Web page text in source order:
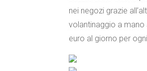
nei negozi grazie
volantinaggio a mano
euro al giorno per